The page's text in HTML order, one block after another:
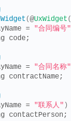
(@UxWidget (
= "合同编号"
code;
= "合同名称"
contractName;
= "联系人" )
contactPerson;